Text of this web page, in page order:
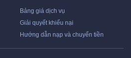
Bảng giá dịch vụ
Giải quyết khiếu nại
Hướng dẫn nạp và chuyển tiền